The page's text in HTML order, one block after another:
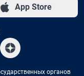
App Store
органов